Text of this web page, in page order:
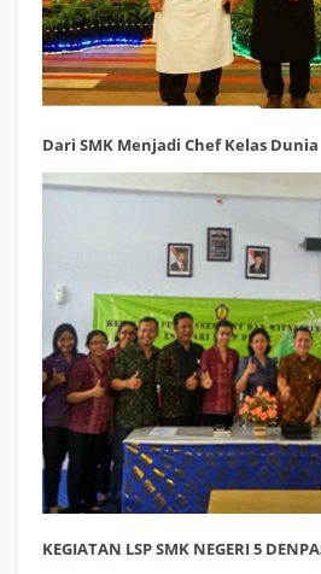
Dari SMK Menjadi Chef Kelas Dunia
KEGIATAN LSP SMK NEGERI 5